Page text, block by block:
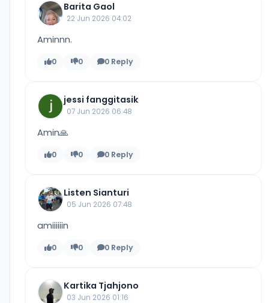
Barita Gaol
22 Jun 2026 04:02
Aminnn.
0 0 0 Reply
jessi fanggitasik
07 Jun 2026 06:48
Amin🙏
0 0 0 Reply
Listen Sianturi
05 Jun 2026 07:48
amiiiiiin
0 0 0 Reply
Kartika Tjahjono
03 Jun 2026 01:16